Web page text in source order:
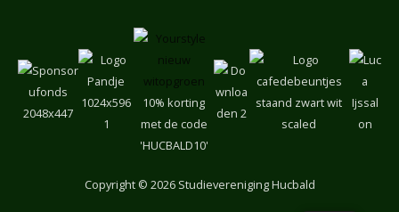
10% korting
met de code
'HUCBALD10'
Copyright© 2026 Studievereniging Hucbald